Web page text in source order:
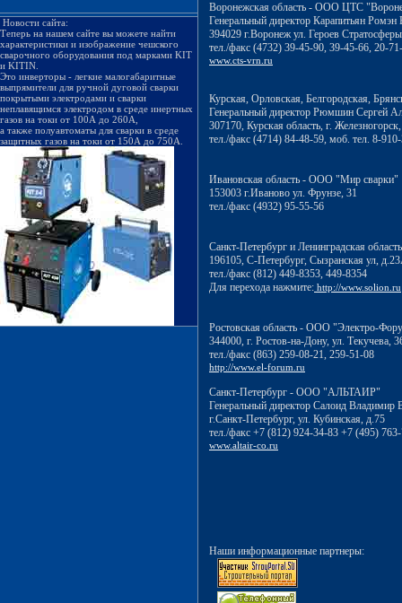
Новости сайта:
Теперь на нашем сайте вы можете найти
характеристики и изображение чешского
сварочного оборудования под марками KIT
и KITIN.
Это инверторы - легкие малогабаритные
выпрямители для ручной дуговой сварки
покрытыми электродами и сварки
неплавящимся электродом в среде инертных
газов на токи от 100А до 260А,
а также полуавтоматы для сварки в среде
защитных газов на токи от 150А до 750А.
Воронежская область - ООО ЦТС
Генеральный директор Карапитьян
394029 г.Воронеж ул. Героев
тел./факс (4732) 39-45-90, 39-45-66, 20-
www.cts-vrn.ru
Курская, Орловская, Белгородская,
Генеральный директор Рюмшин Сергей
307170, Курская область, г.
тел./факс (4714) 84-48-59, моб. тел. 8-
Ивановская область - ООО "Мир сварки"
153003 г.Иваново ул. Фрунзе, 31
тел./факс (4932) 95-55-56
Санкт-Петербург и Ленинградская
196105, С-Петербург, Сызранская ул,
тел./факс (812) 449-8353, 449-8354
Для перехода нажмите: http://www.solion.ru
Ростовская область - ООО "Электро-
344000, г. Ростов-на-Дону, ул. Текучева,
тел./факс (863) 259-08-21, 259-51-08
http://www.el-forum.ru
Санкт-Петербург - ООО "АЛЬТАИР"
Генеральный директор Салоид Владимир
г.Санкт-Петербург, ул. Кубинская, д.75
тел./факс +7 (812) 924-34-83 +7 (495)
www.altair-co.ru
Наши информационные партнеры: